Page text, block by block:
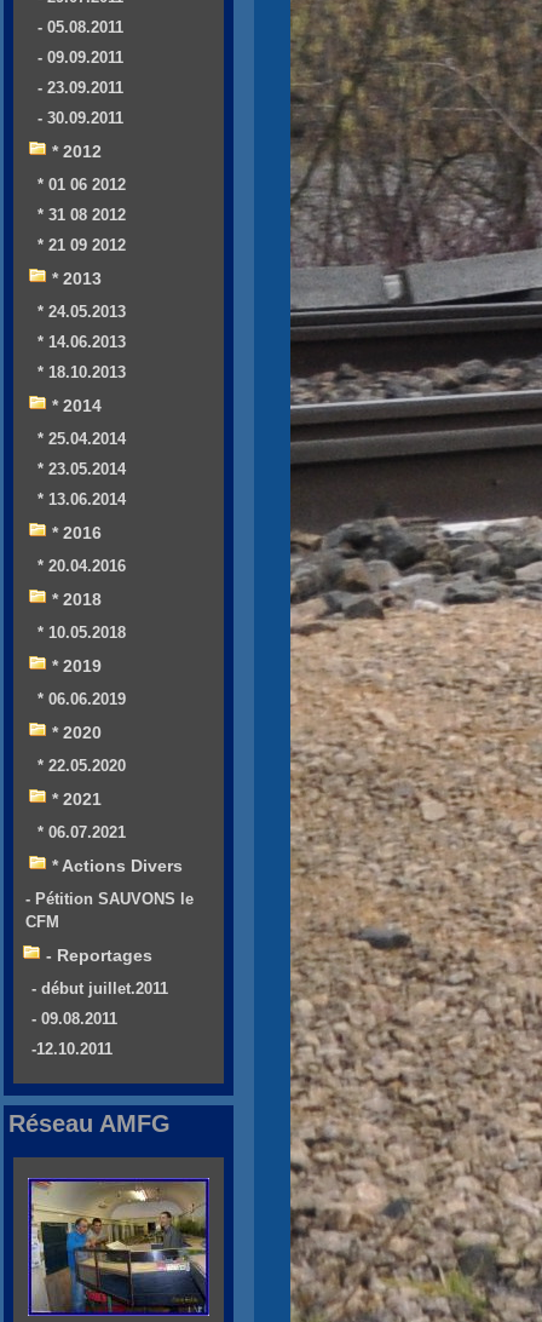
- 05.08.2011
- 09.09.2011
- 23.09.2011
- 30.09.2011
* 2012
* 01 06 2012
* 31 08 2012
* 21 09 2012
* 2013
* 24.05.2013
* 14.06.2013
* 18.10.2013
* 2014
* 25.04.2014
* 23.05.2014
* 13.06.2014
* 2016
* 20.04.2016
* 2018
* 10.05.2018
* 2019
* 06.06.2019
* 2020
* 22.05.2020
* 2021
* 06.07.2021
* Actions Divers
- Pétition SAUVONS le
CFM
- Reportages
- début juillet.2011
- 09.08.2011
-12.10.2011
Réseau AMFG